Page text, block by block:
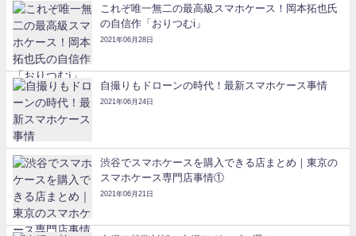
これぞ唯一無二の最高級スマホケース！岡本拓也氏
の自信作「おりつむi」
2021年06月28日
自撮りもドローンの時代！最新スマホケース事情
2021年06月24日
渋谷でスマホケースを購入できる店まとめ｜東京の
スマホケース専門店事情①
2021年06月21日